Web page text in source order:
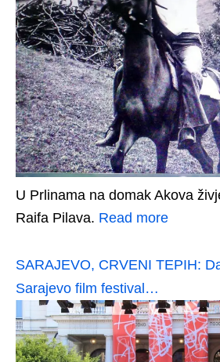
U Prlinama na domak Akova
Raifa Pilava. Read more
SARAJEVO, CRVENI TEPIH:
Sarajevo film festival…